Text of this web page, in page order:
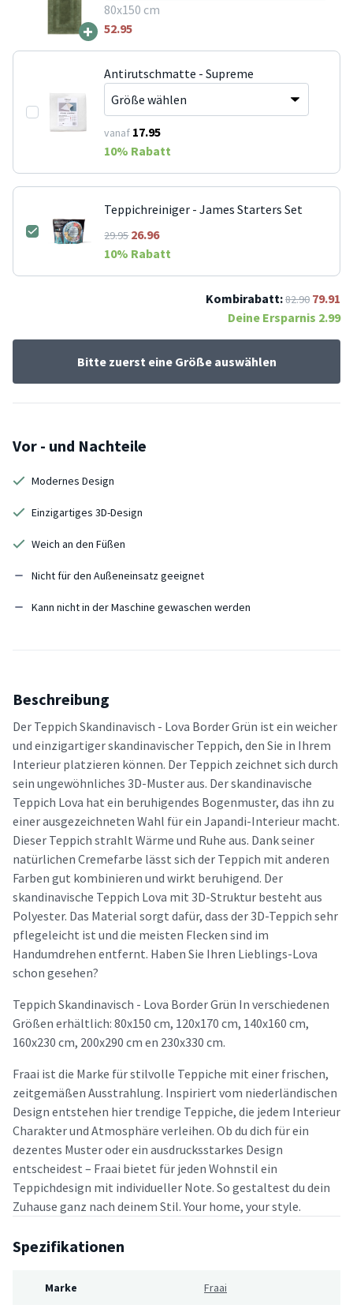
+
80x150 cm
52.95
Antirutschmatte - Supreme
vanaf 17.95
10% Rabatt
Teppichreiniger - James Starters Set
29.9526.96
10% Rabatt
Kombirabatt:82.90 79.91
Deine Ersparnis 2.99
Bitte zuerst eine Größe auswählen
Vor - und Nachteile
Modernes Design
Einzigartiges 3D-Design
Weich an den Füßen
Nicht für den Außeneinsatz geeignet
Kann nicht in der Maschine gewaschen werden
Beschreibung
Der Teppich Skandinavisch - Lova Border Grün ist ein weicher
und einzigartiger skandinavischer Teppich, den Sie in Ihrem
Interieur platzieren können. Der Teppich zeichnet sich durch
sein ungewöhnliches 3D-Muster aus. Der skandinavische
Teppich Lova hat ein beruhigendes Bogenmuster, das ihn zu
einer ausgezeichneten Wahl für ein Japandi-Interieur macht.
Dieser Teppich strahlt Wärme und Ruhe aus. Dank seiner
natürlichen Cremefarbe lässt sich der Teppich mit anderen
Farben gut kombinieren und wirkt beruhigend. Der
skandinavische Teppich Lova mit 3D-Struktur besteht aus
Polyester. Das Material sorgt dafür, dass der 3D-Teppich sehr
pflegeleicht ist und die meisten Flecken sind im
Handumdrehen entfernt. Haben Sie Ihren Lieblings-Lova
schon gesehen?
Teppich Skandinavisch - Lova Border Grün In verschiedenen
Größen erhältlich: 80x150 cm, 120x170 cm, 140x160 cm,
160x230 cm, 200x290 cm en 230x330 cm.
Fraai ist die Marke für stilvolle Teppiche mit einer frischen,
zeitgemäßen Ausstrahlung. Inspiriert vom niederländischen
Design entstehen hier trendige Teppiche, die jedem Interieur
Charakter und Atmosphäre verleihen. Ob du dich für ein
dezentes Muster oder ein ausdrucksstarkes Design
entscheidest – Fraai bietet für jeden Wohnstil ein
Teppichdesign mit individueller Note. So gestaltest du dein
Zuhause ganz nach deinem Stil. Your home, your style.
Spezifikationen
Marke Fraai